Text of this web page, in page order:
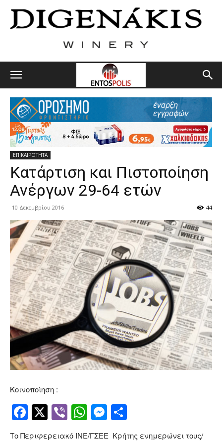
ΕΠΙΚΑΙΡΟΤΗΤΑ
Κατάρτιση και Πιστοποίηση
Ανέργων 29-64 ετών
10 Δεκεμβρίου 2016 44
Κοινοποίηση :
Facebook
Twitter
ViberWhatsApp
Messenger
Το Περιφερειακό ΙΝΕ/ΓΣΕΕ Κρήτης ενημερώνει τους/